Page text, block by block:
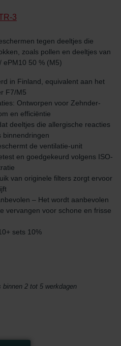
3
tegen deeltjes die
zoals pollen en deeltjes van
ePM10 50 % (M5)
in Finland, equivalent aan het
F7/M5
Ontworpen voor Zehnder-
en efficiëntie
deeltjes die allergische reacties
binnendringen
de ventilatie-unit
en goedgekeurd volgens ISO-
van originele filters zorgt ervoor
– Het wordt aanbevolen
vervangen voor schone en frisse
sets 10%
binnen 2 tot 5 werkdagen